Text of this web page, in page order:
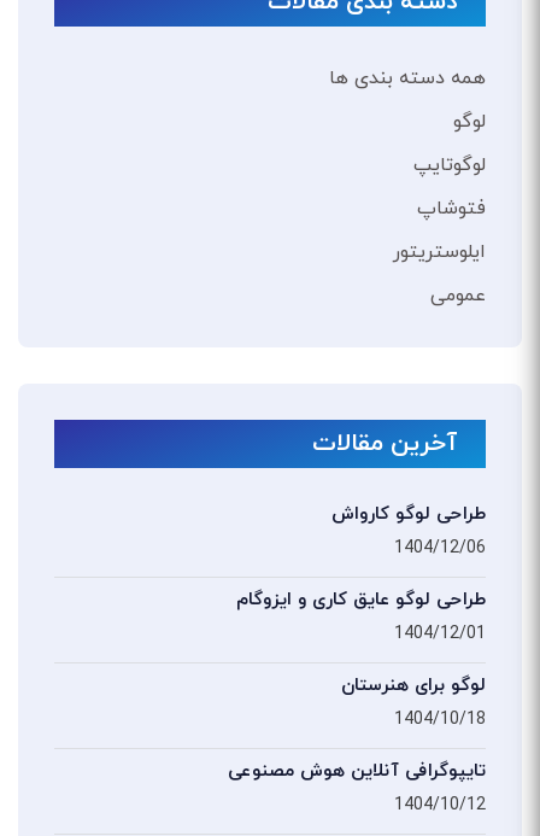
همه دسته بندی ها
لوگو
لوگوتایپ
فتوشاپ
ایلوستریتور
عمومی
آخرین مقالات
طراحی لوگو کارواش
1404/12/06
طراحی لوگو عایق کاری و ایزوگام
1404/12/01
لوگو برای هنرستان
1404/10/18
تایپوگرافی آنلاین هوش مصنوعی
1404/10/12